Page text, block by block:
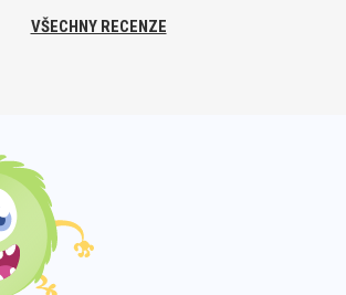
VŠECHNY RECENZE